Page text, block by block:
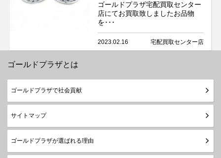
ゴールドプラザ宅配買取センター
店にてお買取致しましたお品物
を･･･
2023.02.16 宅配買取センター店
ゴールドプラザとは
ゴールドプラザで社会貢献
サイトマップ
ゴールドプラザが選ばれる理由